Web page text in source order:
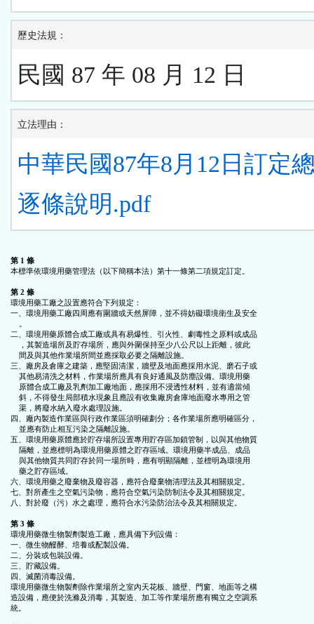
歷史法規：
民國 87 年 08 月 12 日
立法理由：
中華民國87年8月12日訂定
逐條說明.pdf
第 1 條
本標準依環境用藥管理法（以下簡稱本法）第十一條第二項規定訂定。
第 2 條
環境用藥工廠之設置應符合下列規定：
一、環境用藥工廠四周應有圍牆或天然屏障，並不得妨礙環境衛生及安全
二、環境用藥原體合成工廠或具有易爆性、引火性、劇毒性之原料或成品
三、廠房及倉庫之建築，應堅固清潔，牆壁及地面應採用水泥、磨石子或
四、廠內製造作業區與行政作業區須明確劃分；各作業場所應明確區分，
五、環境用藥原體應於貯存場所設置專用貯存區加鎖管制，以與其他物質
六、環境用藥之廢棄物及廢容器，應符合廢棄物清理法及其相關規定。
七、對所產生之空氣污染物，應符合空氣污染防制法令及其相關規定。
八、對於廢（污）水之處理，應符合水污染防治法令及其相關規定。
第 3 條
環境用藥微生物製劑製造工廠，應具備下列設備：
一、微生物醱酵、培養或配製設備。
二、分裝或包裝設備。
三、貯藏設備。
四、滅菌消毒設備。
環境用藥微生物製劑除作業場所之室內天花板、牆壁、門窗、地面等之構
造設備，應便於洗滌及消毒，其製造、加工等作業場所應有獨立之空調系
統。